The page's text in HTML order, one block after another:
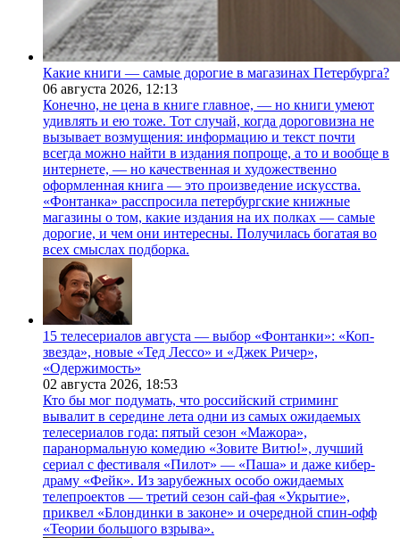
Какие книги — самые дорогие в магазинах Петербурга?
06 августа 2026, 12:13
Конечно, не цена в книге главное, — но книги умеют
удивлять и ею тоже. Тот случай, когда дороговизна не
вызывает возмущения: информацию и текст почти
всегда можно найти в издания попроще, а то и вообще в
интернете, — но качественная и художественно
оформленная книга — это произведение искусства.
«Фонтанка» расспросила петербургские книжные
магазины о том, какие издания на их полках — самые
дорогие, и чем они интересны. Получилась богатая во
всех смыслах подборка.
15 телесериалов августа — выбор «Фонтанки»: «Коп-
звезда», новые «Тед Лессо» и «Джек Ричер»,
«Одержимость»
02 августа 2026, 18:53
Кто бы мог подумать, что российский стриминг
вывалит в середине лета одни из самых ожидаемых
телесериалов года: пятый сезон «Мажора»,
паранормальную комедию «Зовите Витю!», лучший
сериал с фестиваля «Пилот» — «Паша» и даже кибер-
драму «Фейк». Из зарубежных особо ожидаемых
телепроектов — третий сезон сай-фая «Укрытие»,
приквел «Блондинки в законе» и очередной спин-офф
«Теории большого взрыва».